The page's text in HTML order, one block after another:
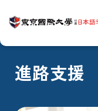
進路支援